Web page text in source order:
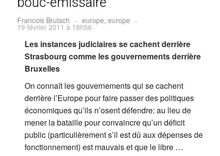
Francois Brutsch - europe, europe -
19 février 2011 à 18h56
Les instances judiciaires se cachent derrière
Strasbourg comme les gouvernements derrière
Bruxelles
On connaît les gouvernements qui se cachent
derrière l’Europe pour faire passer des politiques
économiques qu’ils n’osent défendre: au lieu de
mener la bataille pour convaincre qu’un déficit
public (particulièrement s’il est dû aux dépenses de
fonctionnement) est mauvais et que le libre …